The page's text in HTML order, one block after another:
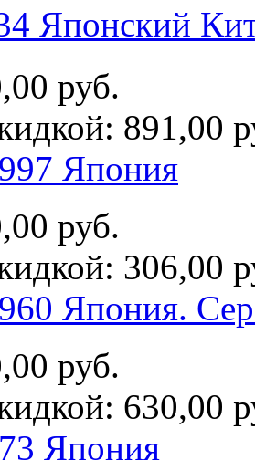
Японский
руб.
891,00
Япония
руб.
306,00
Япония.
руб.
630,00
Япония